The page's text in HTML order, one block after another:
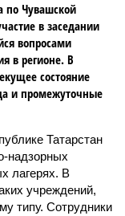
по Чувашской
в заседании
вопросами
в регионе. В
состояние
и промежуточные
Татарстан
надзорных
лагерях. В
учреждений,
типу. Сотрудники